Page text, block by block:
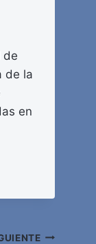
de
de la
en